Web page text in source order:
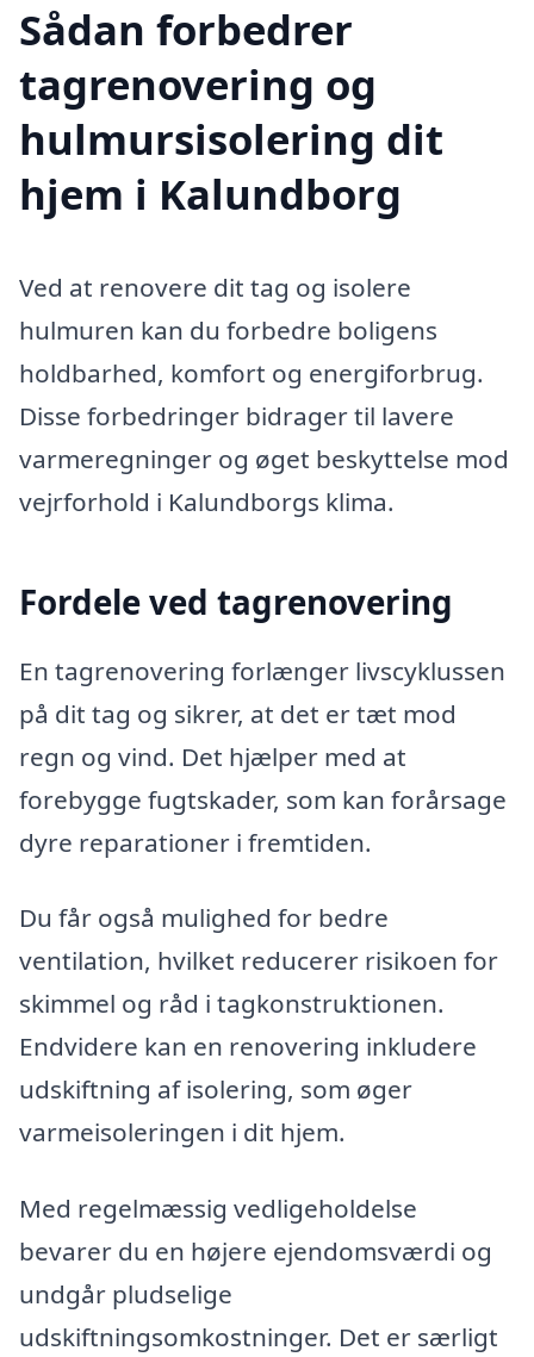
Sådan forbedrer
tagrenovering og
hulmursisolering dit
hjem i Kalundborg
Ved at renovere dit tag og isolere
hulmuren kan du forbedre boligens
holdbarhed, komfort og energiforbrug.
Disse forbedringer bidrager til lavere
varmeregninger og øget beskyttelse mod
vejrforhold i Kalundborgs klima.
Fordele ved tagrenovering
En tagrenovering forlænger livscyklussen
på dit tag og sikrer, at det er tæt mod
regn og vind. Det hjælper med at
forebygge fugtskader, som kan forårsage
dyre reparationer i fremtiden.
Du får også mulighed for bedre
ventilation, hvilket reducerer risikoen for
skimmel og råd i tagkonstruktionen.
Endvidere kan en renovering inkludere
udskiftning af isolering, som øger
varmeisoleringen i dit hjem.
Med regelmæssig vedligeholdelse
bevarer du en højere ejendomsværdi og
undgår pludselige
udskiftningsomkostninger. Det er særligt